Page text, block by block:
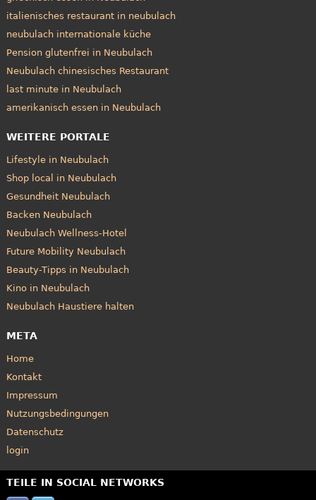
italienisches restaurant in neubulach
neubulach internationale küche
Pension glutenfrei in Neubulach
Neubulach chinesisches Restaurant
last minute in Neubulach
amerikanisch essen in Neubulach
WEITERE PORTALE
Lifestyle in Neubulach
Shop local in Neubulach
Gesundheit Neubulach
Backen Neubulach
Neubulach Wellness-Hotel
Future Mobility Neubulach
Beauty-Tipps in Neubulach
Kino in Neubulach
Neubulach Haustiere halten
META
Home
Kontakt
Impressum
Nutzungsbedingungen
Datenschutz
login
TEILE IN SOCIAL NETWORKS